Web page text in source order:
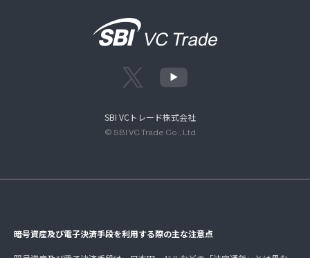
SBI VCトレード株式会社
© SBI VC Trade Co., Ltd.
暗号資産及び電子決済手段を利用する際の主な注意点